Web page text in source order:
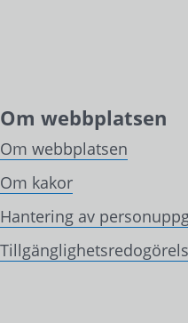
Om webbplatsen
Om webbplatsen
Om kakor
Hantering av